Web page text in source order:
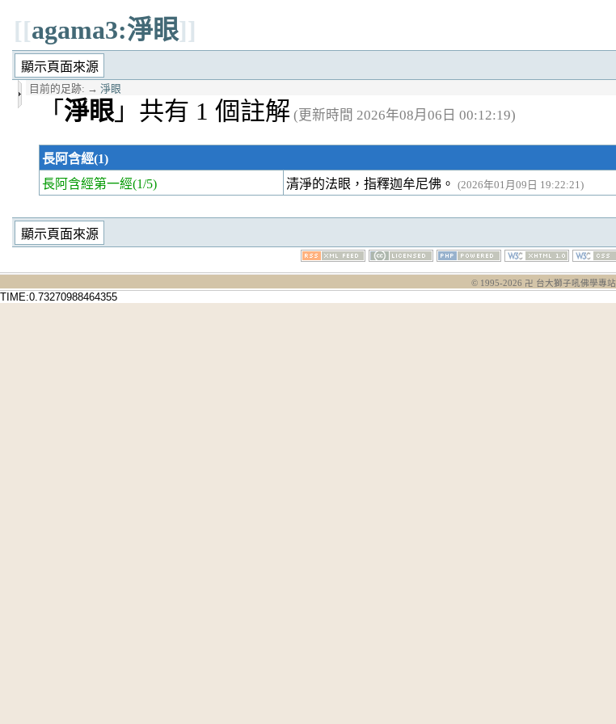
[[agama3:淨眼]]
目前的足跡: → 淨眼
「 淨眼」共有 1 個註解 (更新時間 2026年08月06日 00:12:19)
長阿含經(1)
長阿含經第一經(1/5) 清淨的法眼，指釋迦牟尼佛。 (2026年01月09日 19:22:21)
© 1995-2026 卍 台大獅子吼佛學專站
TIME:0.73270988464355